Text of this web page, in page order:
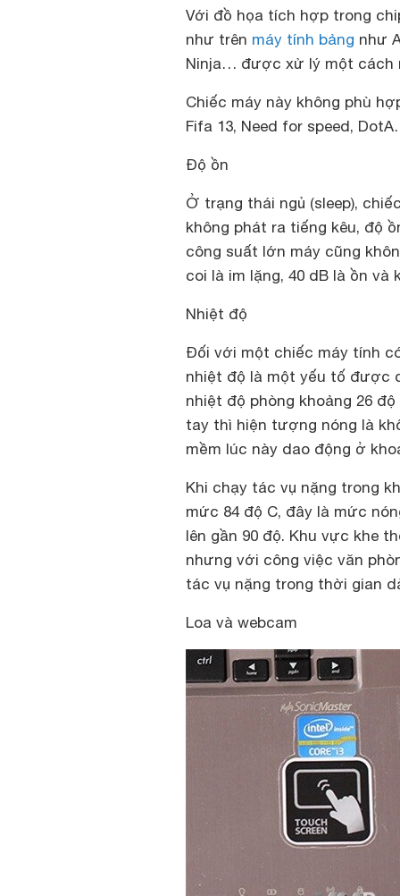
Với đồ họa tích hợp trong
như trên máy tính bảng như
Ninja… được xử lý một cách
Chiếc máy này không phù
Fifa 13, Need for speed,
Độ ồn
Ở trạng thái ngủ (sleep),
không phát ra tiếng kêu, độ
công suất lớn máy cũng
coi là im lặng, 40 dB là ồn và
Nhiệt độ
Đối với một chiếc máy tính
nhiệt độ là một yếu tố được
nhiệt độ phòng khoảng 26
tay thì hiện tượng nóng là
mềm lúc này dao động ở
Khi chạy tác vụ nặng trong
mức 84 độ C, đây là mức
lên gần 90 độ. Khu vực khe
nhưng với công việc văn
tác vụ nặng trong thời gian
Loa và webcam